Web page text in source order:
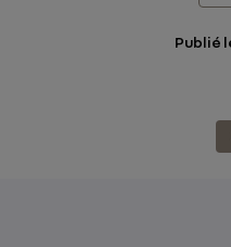
Publié